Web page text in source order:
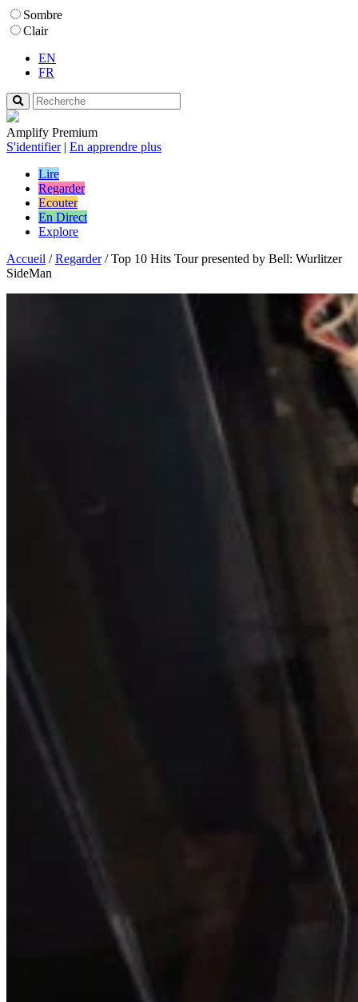
Sombre
Clair
EN
FR
Amplify Premium
S'identifier| En apprendre plus
Lire
Regarder
Ecouter
En Direct
Explore
Accueil /Regarder/Top 10 Hits Tour presented by Bell: Wurlitzer
SideMan